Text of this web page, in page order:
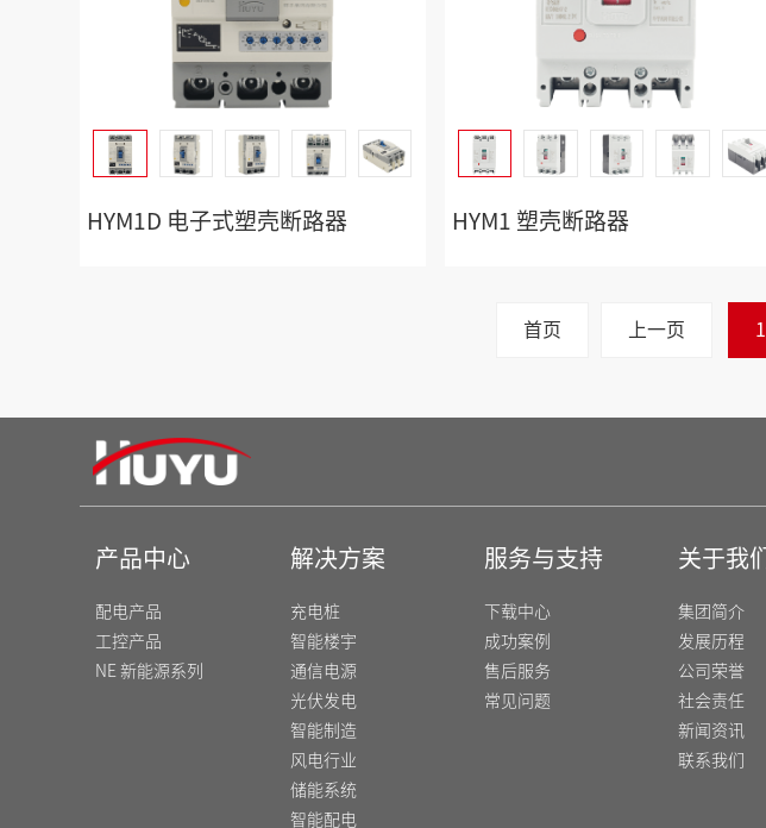
HYM1D 电子式塑壳断路器 HYM1 塑壳断路器
首页 上一页 1
产品中心
配电产品
工控产品
NE 新能源系列
解决方案
充电桩
智能楼宇
通信电源
光伏发电
智能制造
风电行业
储能系统
智能配电
服务与支持
下载中心
成功案例
售后服务
常见问题
关于我们
集团简介
发展历程
公司荣誉
社会责任
新闻资讯
联系我们